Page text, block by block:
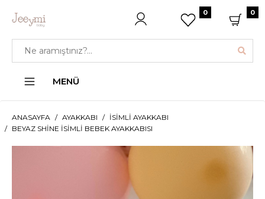
0 0
MENÜ
ANASAYFA AYAKKABI
İSIMLI AYAKKABI
BEYAZ SHINE İSIMLI BEBEK AYAKKABISI